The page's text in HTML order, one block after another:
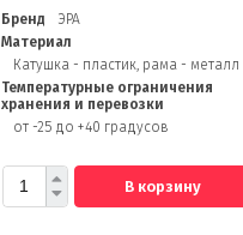
Бренд
ЭРА
Материал
Катушка - пластик, рама - металл
Температурные ограничения
хранения и перевозки
от -25 до +40 градусов
В корзину